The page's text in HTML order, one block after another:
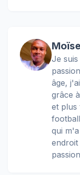
Je
âge,
grâce
et plus
qui